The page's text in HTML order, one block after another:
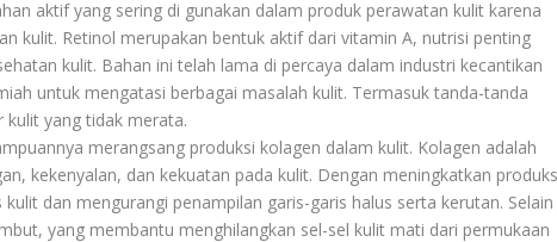
aktif yang sering di gunakan dalam produk perawatan kulit karena
kulit. Retinol merupakan bentuk aktif dari vitamin A, nutrisi penting
kulit. Bahan ini telah lama di percaya dalam industri kecantikan
untuk mengatasi berbagai masalah kulit. Termasuk tanda-tanda
yang tidak merata.
merangsang produksi kolagen dalam kulit. Kolagen adalah
kekenyalan, dan kekuatan pada kulit. Dengan meningkatkan
dan mengurangi penampilan garis-garis halus serta kerutan. Selain
yang membantu menghilangkan sel-sel kulit mati dari permukaan